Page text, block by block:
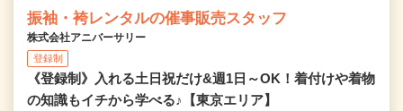
振袖・袴レンタルの催事販売スタッフ
株式会社アニバーサリー
登録制
《登録制》入れる土日祝だけ&週1日～OK！着付けや着物
の知識もイチから学べる♪【東京エリア】